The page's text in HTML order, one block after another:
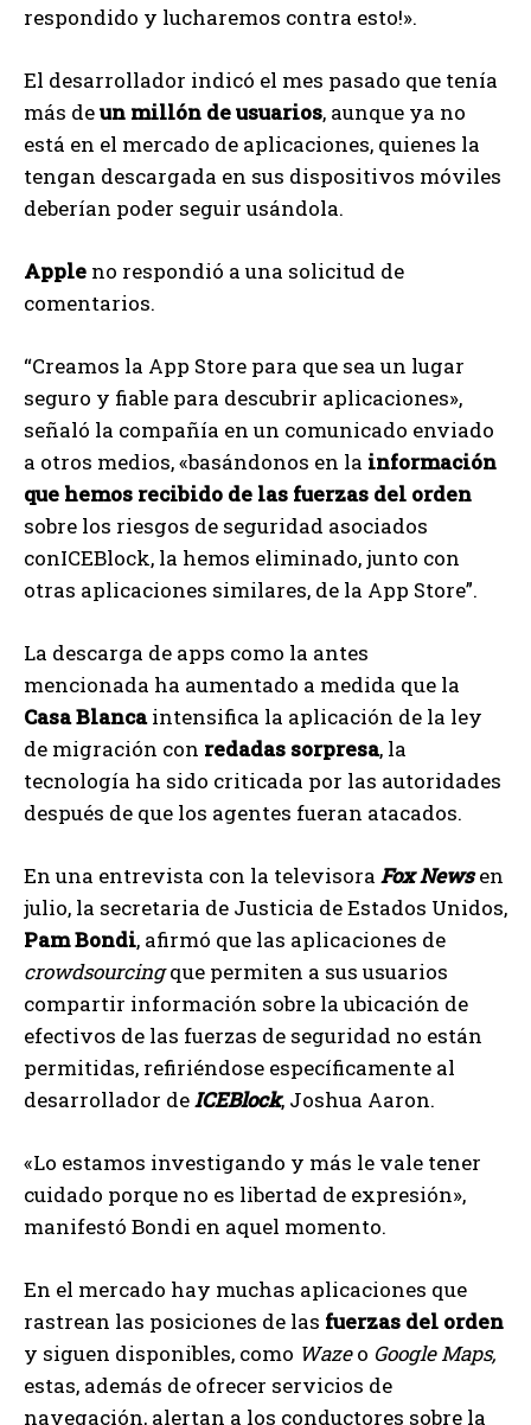
respondido y lucharemos contra esto!».
El desarrollador indicó el mes pasado que tenía
más deun millón de usuarios, aunque ya no
está en el mercado de aplicaciones, quienes la
tengan descargada en sus dispositivos móviles
deberían poder seguir usándola.
Apple no respondió a una solicitud de
comentarios.
“Creamos la App Store para que sea un lugar
seguro y fiable para descubrir aplicaciones»,
señaló la compañía en un comunicado enviado
a otros medios, «basándonos en la información
que hemos recibido de las fuerzas del orden
sobre los riesgos de seguridad asociados
conICEBlock, la hemos eliminado, junto con
otras aplicaciones similares, de la App Store”.
La descarga de apps como la antes
mencionada ha aumentado a medida que la
Casa Blancaintensifica la aplicación de la ley
de migración con redadas sorpresa, la
tecnología ha sido criticada por las autoridades
después de que los agentes fueran atacados.
En una entrevista con la televisora Fox Newsen
julio, la secretaria de Justicia de Estados Unidos,
Pam Bondi, afirmó que las aplicaciones de
crowdsourcingque permiten a sus usuarios
compartir información sobre la ubicación de
efectivos de las fuerzas de seguridad no están
permitidas, refiriéndose específicamente al
desarrollador deICEBlock, Joshua Aaron.
«Lo estamos investigando y más le vale tener
cuidado porque no es libertad de expresión»,
manifestó Bondi en aquel momento.
En el mercado hay muchas aplicaciones que
rastrean las posiciones de las fuerzas del orden
y siguen disponibles, como Wazeo Google Maps,
estas, además de ofrecer servicios de
navegación, alertan a los conductores sobre la